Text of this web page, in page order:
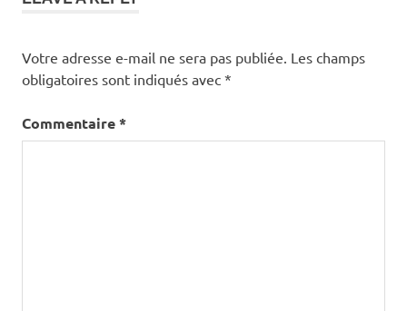
Votre adresse e-mail ne sera pas publiée. Les champs
obligatoires sont indiqués avec *
Commentaire*